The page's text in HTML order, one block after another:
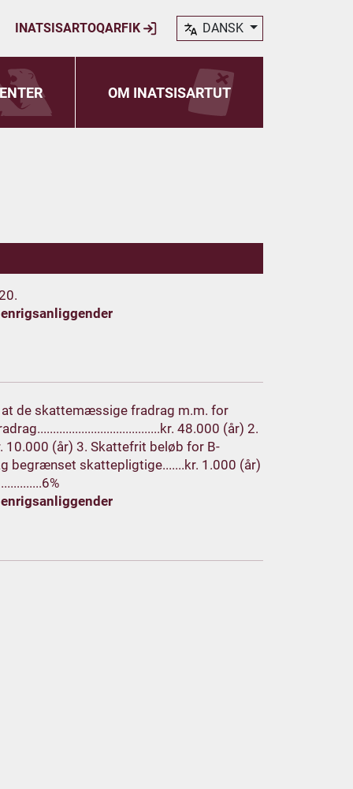
INATSISARTOQARFIK DANSK
OM INATSISARTUT
de skattemæssige fradrag m.m. for
48.000 (år) 2.
10.000 (år) 3. Skattefrit beløb for B-
begrænset skattepligtige.......kr. 1.000 (år)